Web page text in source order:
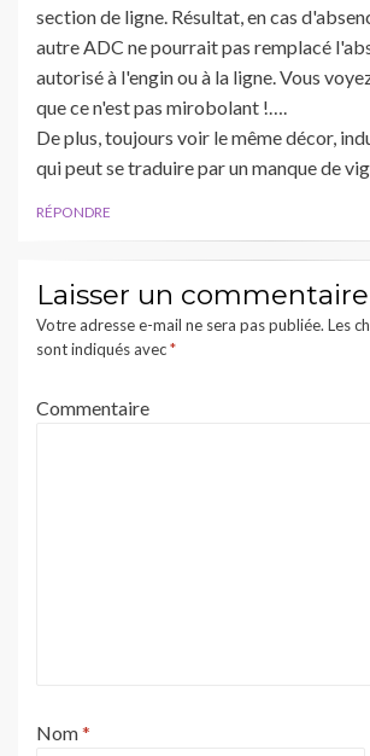
section de ligne. Résultat, en cas
autre ADC ne pourrait pas remplacé
autorisé à l'engin ou à la ligne. Vous
que ce n'est pas mirobolant !….
De plus, toujours voir le même décor,
qui peut se traduire par un manque de
RÉPONDRE
Laisser un commentaire
Votre adresse e-mail ne sera pas publiée. Les
sont indiqués avec*
Commentaire
Nom*